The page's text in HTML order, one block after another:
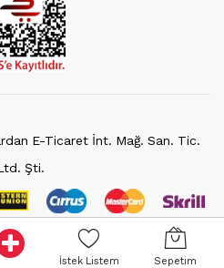
E-Ticaret İnt. Mağ. San. Tic.
Şti.
İstek Listem Sepetim